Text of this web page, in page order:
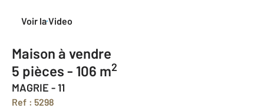
Voir la Video
Maison à vendre
5 pièces - 106 m2
MAGRIE - 11
Ref : 5298